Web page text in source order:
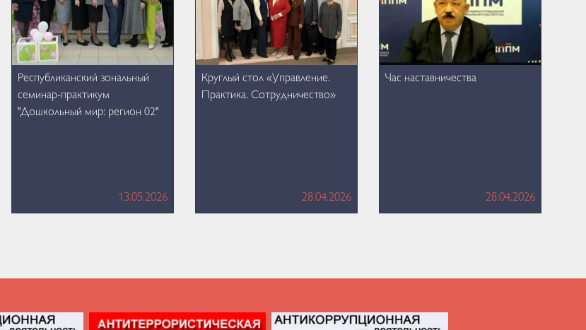
Республиканский зональный
семинар-практикум
"Дошкольный мир: регион 02"
13.05.2026
Круглый стол «Управление.
Практика. Сотрудничество»
28.04.2026
Час наставничества
28.04.2026